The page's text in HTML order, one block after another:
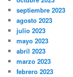
septiembre 2023
agosto 2023
julio 2023
mayo 2023
abril 2023
marzo 2023
febrero 2023